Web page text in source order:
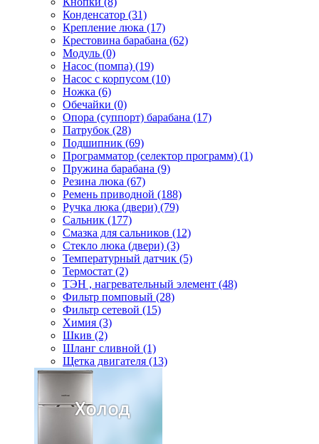
Конденсатор (31)
Крепление люка (17)
Крестовина барабана (62)
Модуль (0)
Насос (помпа) (19)
Насос c корпусом (10)
Ножка (6)
Обечайки (0)
Опора (суппорт) барабана (17)
Патрубок (28)
Подшипник (69)
Программатор (селектор программ) (1)
Пружина барабана (9)
Резина люка (67)
Ремень приводной (188)
Ручка люка (двери) (79)
Сальник (177)
Смазка для сальников (12)
Стекло люка (двери) (3)
Температурный датчик (5)
Термостат (2)
ТЭН , нагревательный элемент (48)
Фильтр помповый (28)
Фильтр сетевой (15)
Химия (3)
Шкив (2)
Шланг сливной (1)
Щетка двигателя (13)